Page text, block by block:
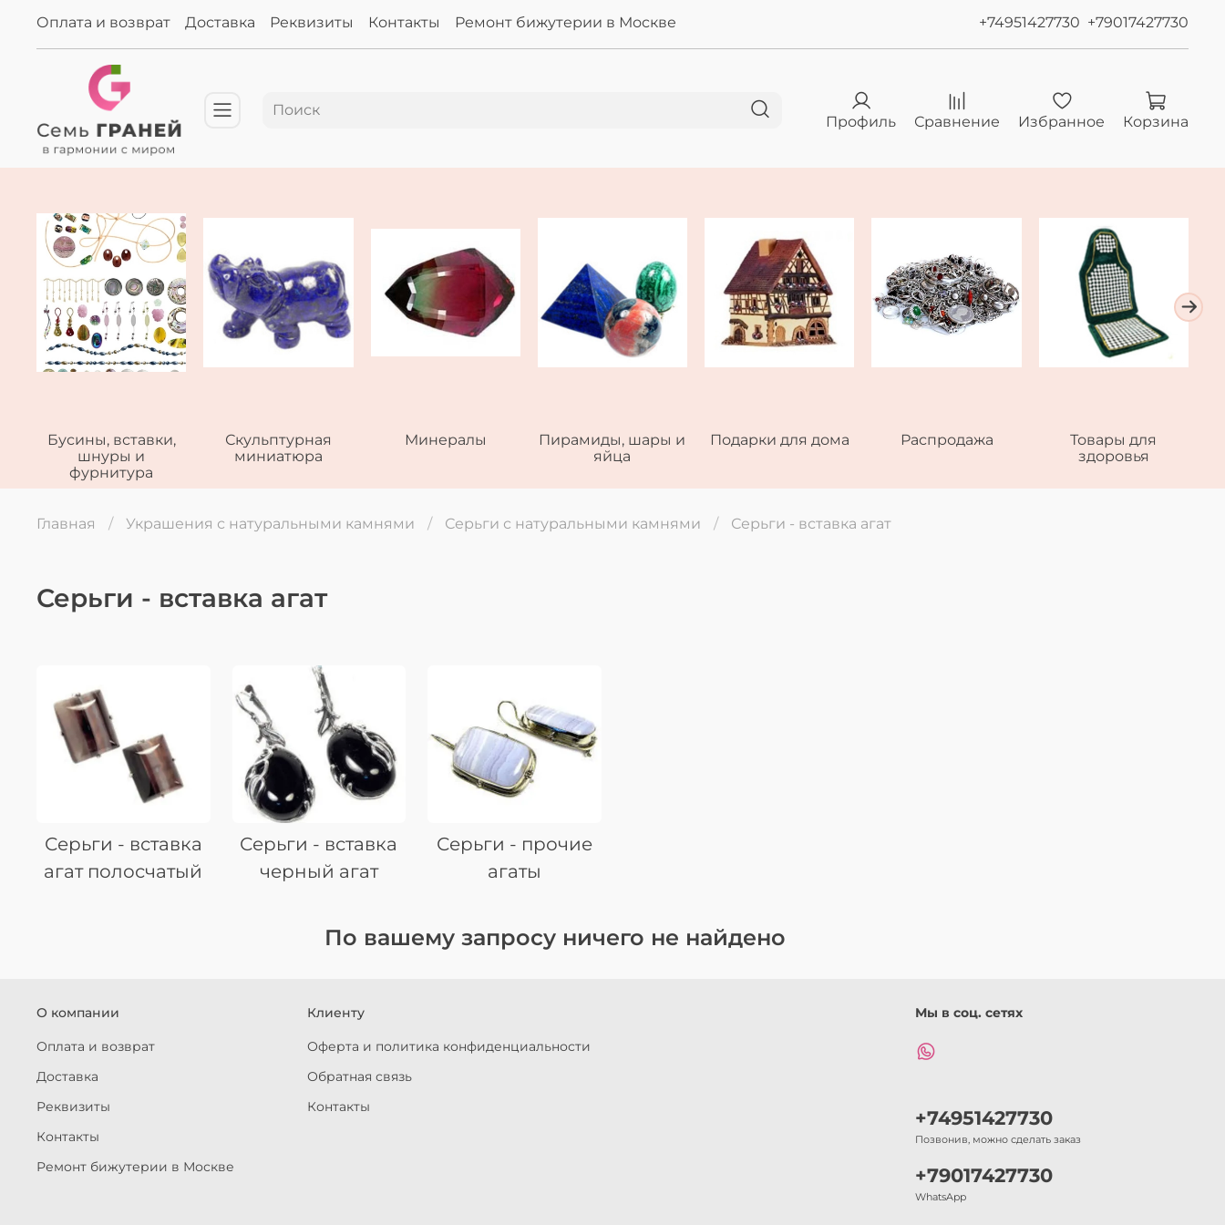
Оплата и возврат Доставка Реквизиты Контакты Ремонт бижутерии в Москве +74951427730 +79017427730
Профиль Сравнение Избранное Корзина
Бусины, вставки,
шнуры и
фурнитура
Скульптурная
миниатюра
Минералы
Пирамиды, шары и
яйца
Подарки для дома Распродажа
Товары для
здоровья
Главная Украшения с натуральными камнями Серьги с натуральными камнями Серьги - вставка агат
Серьги - вставка агат
Серьги - вставка
агат полосчатый
Серьги - вставка
черный агат
Серьги - прочие
агаты
По вашему запросу ничего не найдено
О компании
Оплата и возврат
Доставка
Реквизиты
Контакты
Ремонт бижутерии в Москве
Клиенту
Оферта и политика конфиденциальности
Обратная связь
Контакты
Мы в соц. сетях
+74951427730
Позвонив, можно сделать заказ
+79017427730
WhatsApp